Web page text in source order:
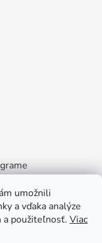
umožnili
a vďaka analýze
a použiteľnosť. Viac